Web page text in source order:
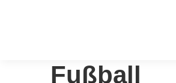
Fußball